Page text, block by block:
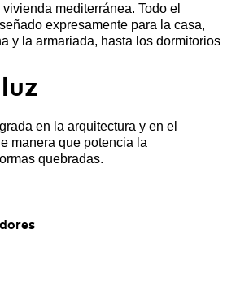
mediterránea. Todo el
expresamente para la casa,
y la armariada, hasta los dormitorios
en la arquitectura y en el
manera que potencia la
quebradas.